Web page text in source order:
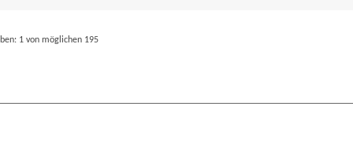
1 von möglichen 195